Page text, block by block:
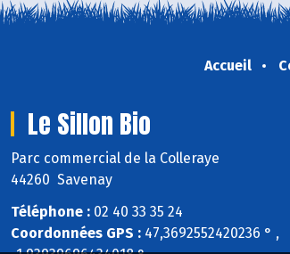
Accueil
Le Sillon Bio
Parc commercial de la Colleraye
44260 Savenay
Téléphone : 02 40 33 35 24
Coordonnées GPS : 47,3692552420236 ° ,